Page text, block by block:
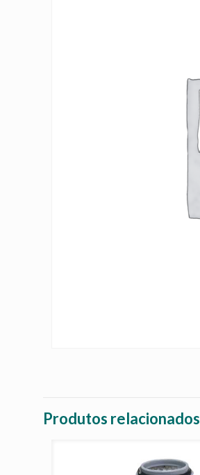
Produtos relacionados